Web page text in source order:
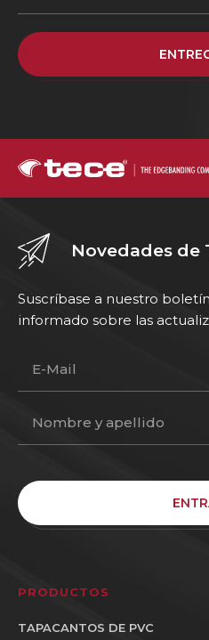
Novedades de
Suscríbase a nuestro
informado sobre las
PRODUCTOS
TAPACANTOS DE PVC